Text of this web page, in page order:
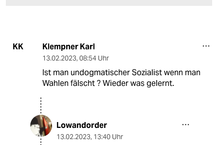
KK Klempner Karl
13.02.2023, 08:54 Uhr
Ist man undogmatischer Sozialist wenn man
Wahlen fälscht ? Wieder was gelernt.
Lowandorder
13.02.2023, 13:40 Uhr